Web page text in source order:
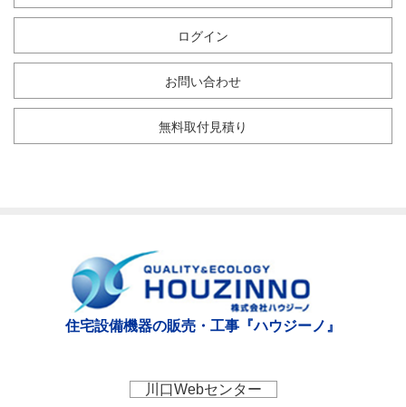
ログイン
お問い合わせ
無料取付見積り
住宅設備機器の販売・工事『ハウジーノ』
川口Webセンター